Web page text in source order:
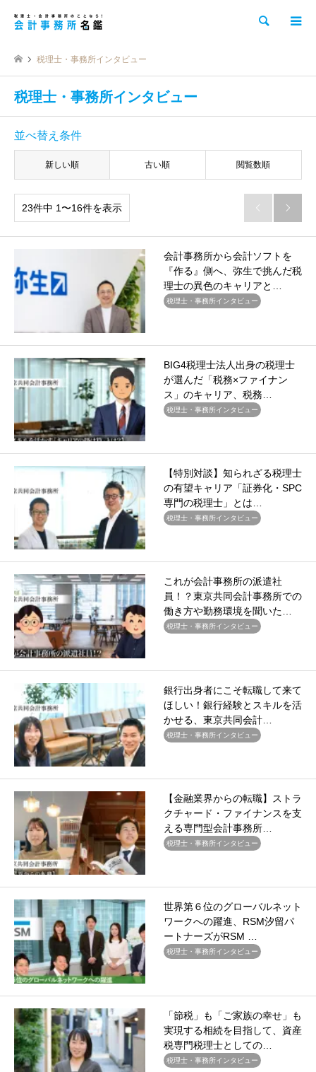
検索
税理士・事務所インタビュー
税理士・事務所インタビュー
並べ替え条件
新しい順 古い順 閲覧数順
23件中 1〜16件を表示  
会計事務所から会計ソフトを
『作る』側へ、弥生で挑んだ税
理士の異色のキャリアと…
税理士・事務所インタビュー
BIG4税理士法人出身の税理士
が選んだ「税務×ファイナン
ス」のキャリア、税務…
税理士・事務所インタビュー
【特別対談】知られざる税理士
の有望キャリア「証券化・SPC
専門の税理士」とは…
税理士・事務所インタビュー
これが会計事務所の派遣社
員！？東京共同会計事務所での
働き方や勤務環境を聞いた…
税理士・事務所インタビュー
銀行出身者にこそ転職して来て
ほしい！銀行経験とスキルを活
かせる、東京共同会計…
税理士・事務所インタビュー
【金融業界からの転職】ストラ
クチャード・ファイナンスを支
える専門型会計事務所…
税理士・事務所インタビュー
世界第６位のグローバルネット
ワークへの躍進、RSM汐留パ
ートナーズがRSM …
税理士・事務所インタビュー
「節税」も「ご家族の幸せ」も
実現する相続を目指して、資産
税専門税理士としての…
税理士・事務所インタビュー